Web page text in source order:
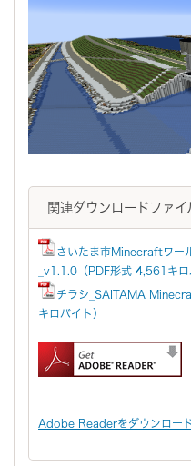
関連ダウンロードファイ
さいたま市Minecraftワー
_v1.1.0（PDF形式 4,561キロ
チラシ_SAITAMA
キロバイト）
Adobe Readerをダウンロード